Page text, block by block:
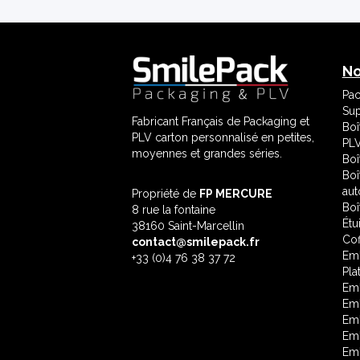
Fabricant Français de Packaging et
PLV carton personnalisé en petites,
moyennes et grandes séries.
Propriété de FP MERCURE
8 rue la fontaine
38160 Saint-Marcellin
contact@smilepack.fr
+33 (0)4 76 38 37 72